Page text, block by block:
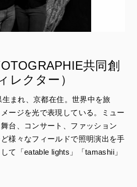
共同創
レクター）
まれ、京都在住。世界中を旅
ージを光で表現している。ミュー
台、コンサート、ファッション
様々なフィールドで照明演出を手
て「eatable lights」「tamashii」
ジェやライティング・インスタ